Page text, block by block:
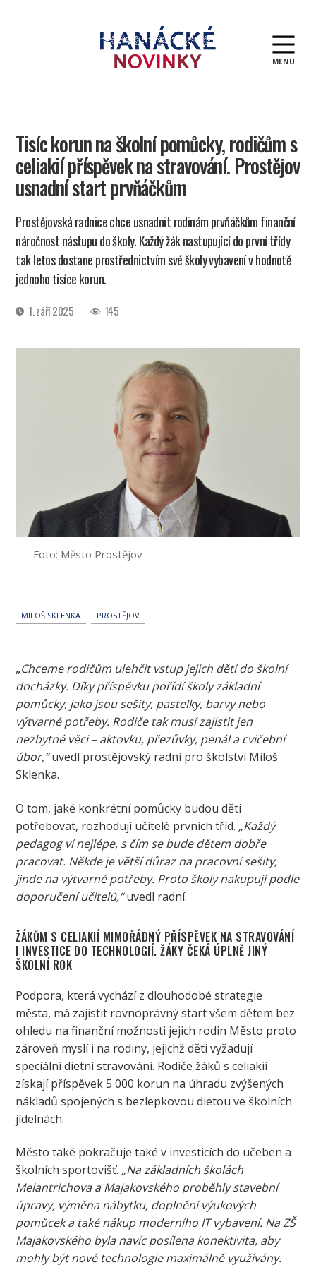
MENU
Tisíc korun na školní pomůcky, rodičům s
celiakií příspěvek na stravování. Prostějov
usnadní start prvňáčkům
Prostějovská radnice chce usnadnit rodinám prvňáčkům finanční
náročnost nástupu do školy. Každý žák nastupující do první třídy
tak letos dostane prostřednictvím své školy vybavení v hodnotě
jednoho tisíce korun.
Datum1. září 2025 145
Foto: Město Prostějov
MILOŠ SKLENKA PROSTĚJOV
„Chceme rodičům ulehčit vstup jejich dětí do školní
docházky. Díky příspěvku pořídí školy základní
pomůcky, jako jsou sešity, pastelky, barvy nebo
výtvarné potřeby. Rodiče tak musí zajistit jen
nezbytné věci – aktovku, přezůvky, penál a cvičební
úbor,“uvedl prostějovský radní pro školství Miloš
Sklenka.
O tom, jaké konkrétní pomůcky budou děti
potřebovat, rozhodují učitelé prvních tříd. „Každý
pedagog ví nejlépe, s čím se bude dětem dobře
pracovat. Někde je větší důraz na pracovní sešity,
jinde na výtvarné potřeby. Proto školy nakupují podle
doporučení učitelů,“uvedl radní.
ŽÁKŮM S CELIAKIÍ MIMOŘÁDNÝ PŘÍSPĚVEK NA STRAVOVÁNÍ
I INVESTICE DO TECHNOLOGIÍ. ŽÁKY ČEKÁ ÚPLNĚ JINÝ
ŠKOLNÍ ROK
Podpora, která vychází z dlouhodobé strategie
města, má zajistit rovnoprávný start všem dětem bez
ohledu na finanční možnosti jejich rodin Město proto
zároveň myslí i na rodiny, jejichž děti vyžadují
speciální dietní stravování. Rodiče žáků s celiakií
získají příspěvek 5 000 korun na úhradu zvýšených
nákladů spojených s bezlepkovou dietou ve školních
jídelnách.
Město také pokračuje také v investicích do učeben a
školních sportovišť.„Na základních školách
Melantrichova a Majakovského proběhly stavební
úpravy, výměna nábytku, doplnění výukových
pomůcek a také nákup moderního IT vybavení. Na ZŠ
Majakovského byla navíc posílena konektivita, aby
mohly být nové technologie maximálně využívány.